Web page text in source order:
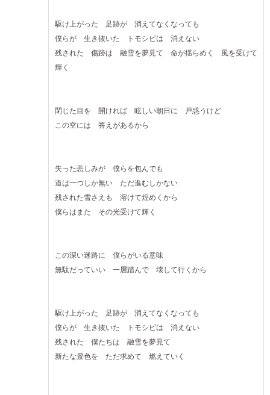
駆け上がった 足跡が 消えてなくなっても
僕らが 生き抜いた トモシビは 消えない
残された 傷跡は 融雪を夢見て 命が揺らめく 風を受けて
輝く
閉じた目を 開ければ 眩しい朝日に 戸惑うけど
この空には 答えがあるから
失った悲しみが 僕らを包んでも
道は一つしか無い ただ進むしかない
残された雪さえも 溶けて煌めくから
僕らはまた その光受けて輝く
この深い迷路に 僕らがいる意味
無駄だっていい 一層踏んで 壊して行くから
駆け上がった 足跡が 消えてなくなっても
僕らが 生き抜いた トモシビは 消えない
残された 僕たちは 融雪を夢見て
新たな景色を ただ求めて 燃えていく